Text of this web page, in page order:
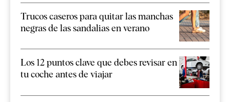
Trucos caseros para quitar las manchas
negras de las sandalias en verano
Los 12 puntos clave que debes revisar en
tu coche antes de viajar